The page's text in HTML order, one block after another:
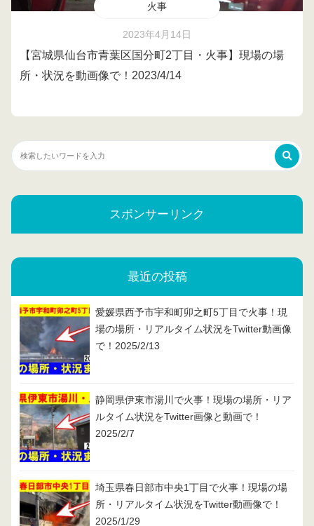
火事
2023年4月14日
【宮城県仙台市青葉区国分町2丁目・火事】現場の場
所・状況を動画像で！2023/4/14
スポンサーリンク
最近の投稿
愛媛県西予市宇和町卯之町5丁目で火事！現
場の場所・リアルタイム状況をTwitter動画像
で！2025/2/13
静岡県伊東市湯川で火事！現場の場所・リア
ルタイム状況をTwitter画像と動画で！
2025/2/7
埼玉県春日部市中央1丁目で火事！現場の場
所・リアルタイム状況をTwitter動画像で！
2025/1/29